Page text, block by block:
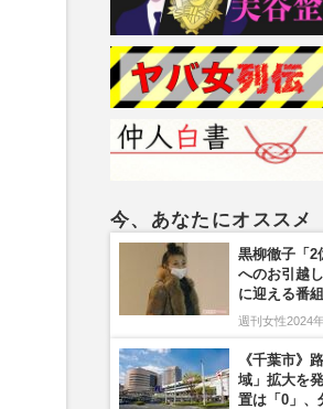
今、あなたにオススメ
黒柳徹子「2
へのお引越
に迎える番
週刊女性2024
《千葉市》
域」拡大を
置は「0」、